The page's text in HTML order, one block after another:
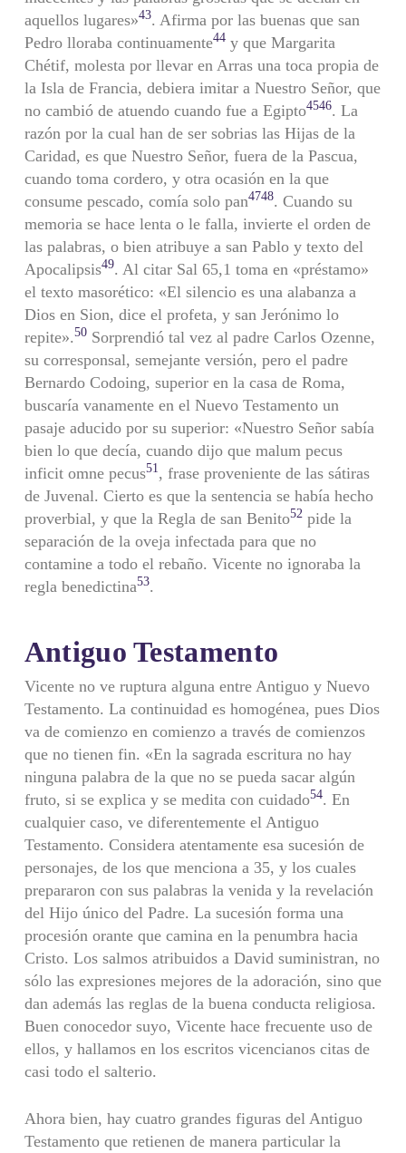
aquellos lugares»43. Afirma por las buenas que san
Pedro lloraba continuamente44y que Margarita
Chétif, molesta por llevar en Arras una toca propia de
la Isla de Francia, debiera imitar a Nuestro Señor, que
no cambió de atuendo cuando fue a Egipto4546. La
razón por la cual han de ser sobrias las Hijas de la
Caridad, es que Nuestro Señor, fuera de la Pascua,
cuando toma cordero, y otra ocasión en la que
consume pescado, comía solo pan4748. Cuando su
memoria se hace lenta o le falla, invierte el orden de
las palabras, o bien atribuye a san Pablo y texto del
Apocalipsis49. Al citar Sal 65,1 toma en «préstamo»
el texto masorético: «El silencio es una alabanza a
Dios en Sion, dice el profeta, y san Jerónimo lo
repite».50Sorprendió tal vez al padre Carlos Ozenne,
su corresponsal, semejante versión, pero el padre
Bernardo Codoing, superior en la casa de Roma,
buscaría vanamente en el Nuevo Testamento un
pasaje aducido por su superior: «Nuestro Señor sabía
bien lo que decía, cuando dijo que malum pecus
inficit omne pecus51 , frase proveniente de las sátiras
de Juvenal. Cierto es que la sentencia se había hecho
proverbial, y que la Regla de san Benito52pide la
separación de la oveja infectada para que no
contamine a todo el rebaño. Vicente no ignoraba la
regla benedictina53.
Antiguo Testamento
Vicente no ve ruptura alguna entre Antiguo y Nuevo
Testamento. La continuidad es homogénea, pues Dios
va de comienzo en comienzo a través de comienzos
que no tienen fin. «En la sagrada escritura no hay
ninguna palabra de la que no se pueda sacar algún
fruto, si se explica y se medita con cuidado54. En
cualquier caso, ve diferentemente el Antiguo
Testamento. Considera atentamente esa sucesión de
personajes, de los que menciona a 35, y los cuales
prepararon con sus palabras la venida y la revelación
del Hijo único del Padre. La sucesión forma una
procesión orante que camina en la penumbra hacia
Cristo. Los salmos atribuidos a David suministran, no
sólo las expresiones mejores de la adoración, sino que
dan además las reglas de la buena conducta religiosa.
Buen conocedor suyo, Vicente hace frecuente uso de
ellos, y hallamos en los escritos vicencianos citas de
casi todo el salterio.
Ahora bien, hay cuatro grandes figuras del Antiguo
Testamento que retienen de manera particular la